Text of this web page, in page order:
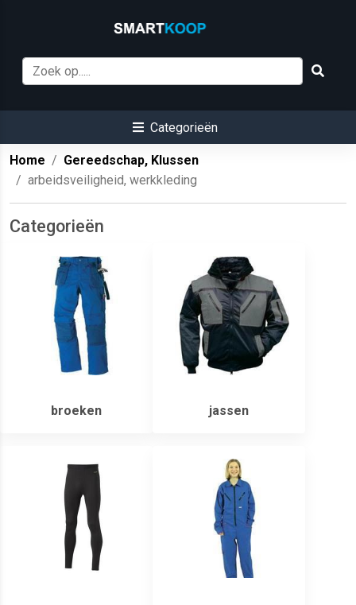
Categorieën
Home
Gereedschap, Klussen
arbeidsveiligheid, werkkleding
Categorieën
broeken jassen